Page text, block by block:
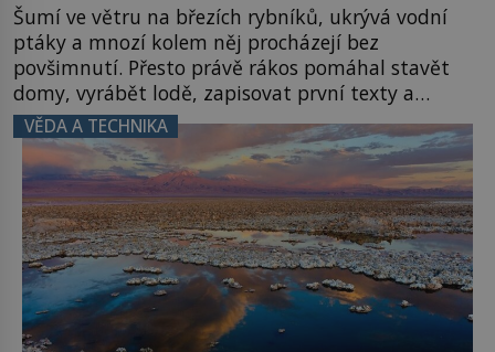
Šumí ve větru na březích rybníků, ukrývá vodní
ptáky a mnozí kolem něj procházejí bez
povšimnutí. Přesto právě rákos pomáhal stavět
domy, vyrábět lodě, zapisovat první texty a
inspiroval řadu pověstí. Tato skromná, ale
užitečná rostlina provází člověka už tisíce let.
Většina lidí vnímá rákos jen jako obyčejnou kulisu
letního koupání. Stačí se však podívat […]
VĚDA A TECHNIKA